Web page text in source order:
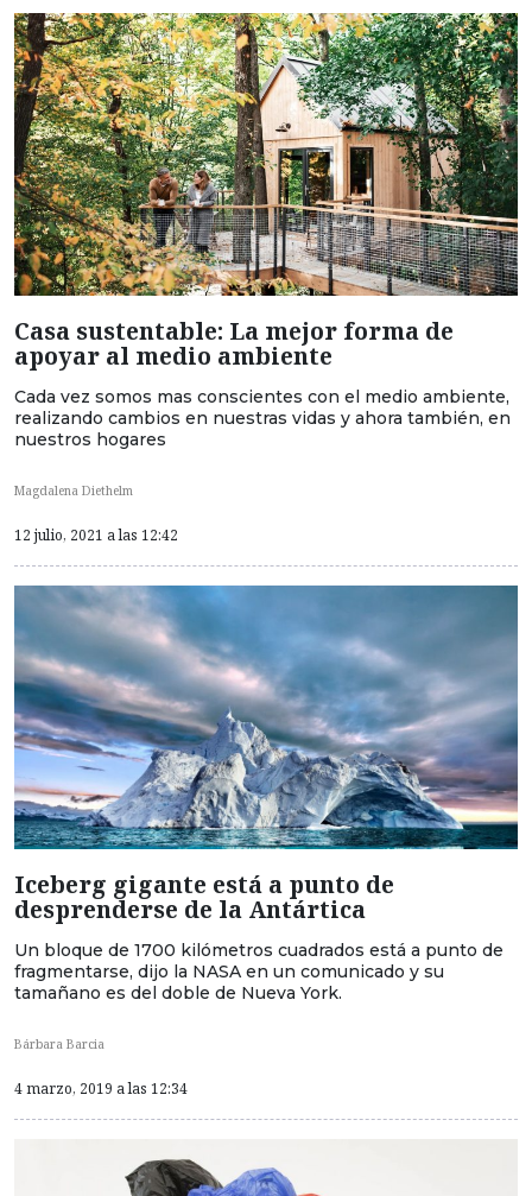
Casa sustentable: La mejor forma de
apoyar al medio ambiente
Cada vez somos mas conscientes con el medio ambiente,
realizando cambios en nuestras vidas y ahora también, en
nuestros hogares
Magdalena Diethelm
12 julio, 2021 a las 12:42
Iceberg gigante está a punto de
desprenderse de la Antártica
Un bloque de 1700 kilómetros cuadrados está a punto de
fragmentarse, dijo la NASA en un comunicado y su
tamañano es del doble de Nueva York.
Bárbara Barcia
4 marzo, 2019 a las 12:34